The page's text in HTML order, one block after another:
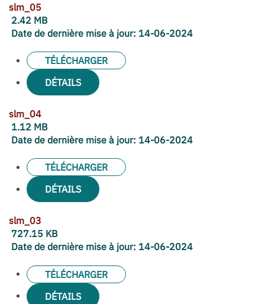
slm_05
2.42 MB
Date de dernière mise à jour: 14-06-2024
TÉLÉCHARGER
DÉTAILS
slm_04
1.12 MB
Date de dernière mise à jour: 14-06-2024
TÉLÉCHARGER
DÉTAILS
slm_03
727.15 KB
Date de dernière mise à jour: 14-06-2024
TÉLÉCHARGER
DÉTAILS